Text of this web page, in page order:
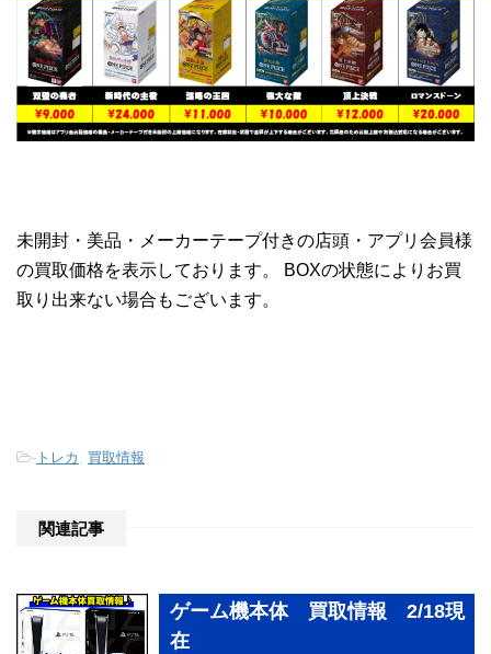
未開封・美品・メーカーテープ付きの店頭・アプリ会員様
の買取価格を表示しております。 BOXの状態によりお買
取り出来ない場合もございます。
- トレカ , 買取情報
関連記事
ゲーム機本体 買取情報 2/18現
在